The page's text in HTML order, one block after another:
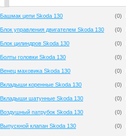
Башмак цепи Skoda 130 (0)
Блок управления двигателем Skoda 130 (0)
Блок цилиндров Skoda 130 (0)
Болты головки Skoda 130 (0)
Венец маховика Skoda 130 (0)
Вкладыши коренные Skoda 130 (0)
Вкладыши шатунные Skoda 130 (0)
Воздушный патрубок Skoda 130 (0)
Выпускной клапан Skoda 130 (0)